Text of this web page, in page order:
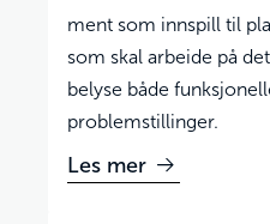
ment som innspill til
som skal arbeide på
belyse både
problemstillinger.
Les mer